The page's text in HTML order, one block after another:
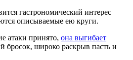
гастрономический интерес
описываемые ею круги.
атаки принято, она выгибает
бросок, широко раскрыв пасть и